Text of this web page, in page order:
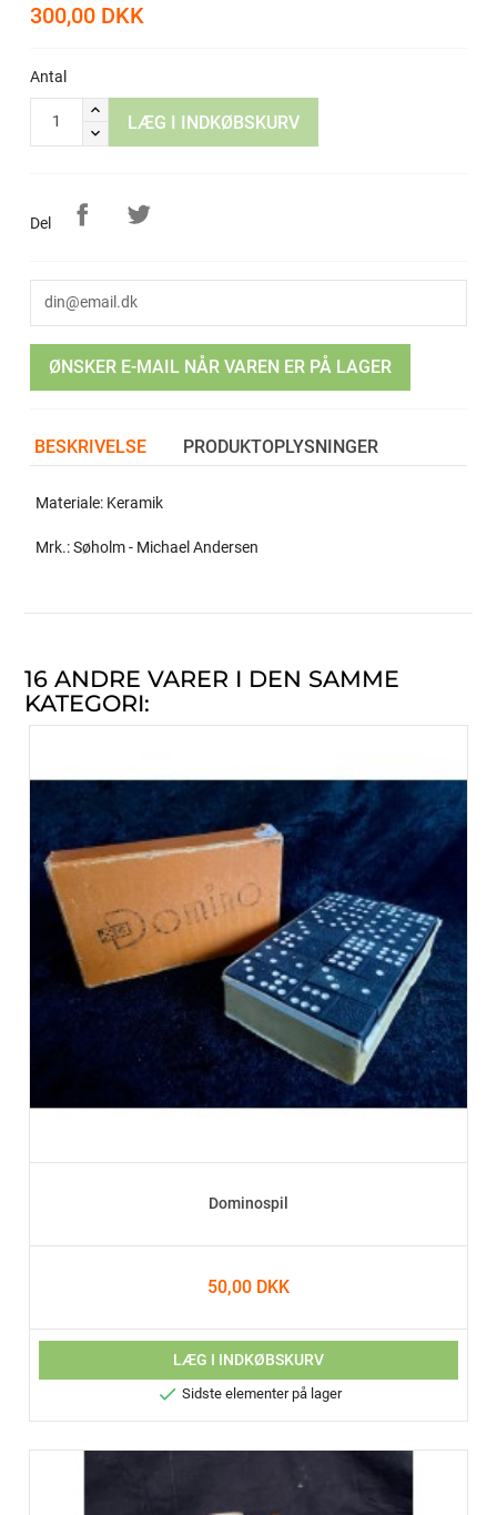
300,00 DKK
Antal
LÆG I INDKØBSKURV
Del
ØNSKER E-MAIL NÅR VAREN ER PÅ LAGER
BESKRIVELSE PRODUKTOPLYSNINGER
Materiale: Keramik
Mrk.: Søholm - Michael Andersen
16 ANDRE VARER I DEN SAMME
KATEGORI:
Dominospil
50,00 DKK
LÆG I INDKØBSKURV
 Sidste elementer på lager